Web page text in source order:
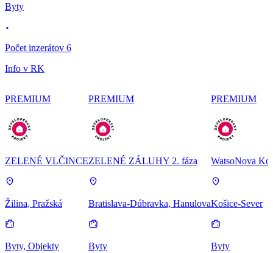
Byty
Počet inzerátov 6
Info v RK
PREMIUM
ZELENÉ VLČINCE
Žilina, Pražská
Byty, Objekty
PREMIUM
ZELENÉ ZÁLUHY 2. fáza
Bratislava-Dúbravka, Hanulova
Byty
PREMIUM
WatsoNova
Košice-Sever
Byty